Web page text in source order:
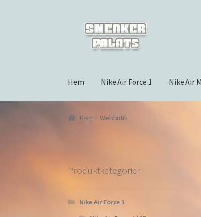
Hoppa
navigering
Hoppa
innehåll
Hem Nike Air Force 1 Nike Air
Hem Webbutik
Produktkategorier
Nike Air Force 1